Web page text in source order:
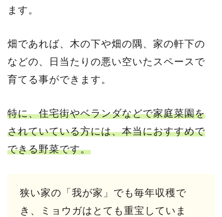
ます。
畑であれば、木の下や畑の隅、家の軒下の
などの、日当たりの悪い空いたスペースで
育てる事ができます。
特に、住宅街やベランダなどで家庭菜園を
されていている方には、本当におすすめで
できる野菜です。
狭い家の「我が家」でも毎年収穫で
き、ミョウガはとても重宝していま